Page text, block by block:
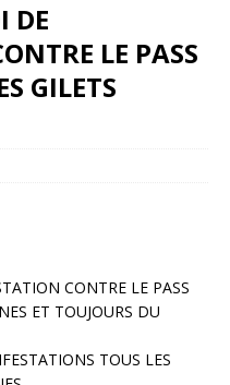
DE
LE PASS
GILETS
CONTRE LE PASS
ET TOUJOURS DU
TOUS LES